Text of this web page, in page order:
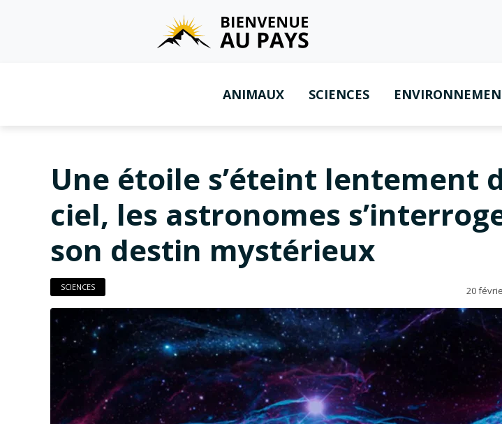
ANIMAUX SCIENCES
Une étoile s’éteint lentement
ciel, les astronomes
son destin mystérieux
SCIENCES 20